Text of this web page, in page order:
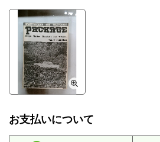
お支払いについて